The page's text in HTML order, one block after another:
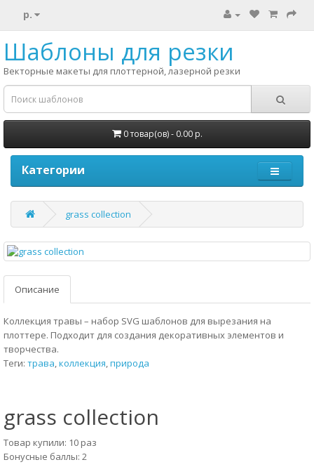
р.
Шаблоны для резки
Векторные макеты для плоттерной, лазерной резки
0 товар(ов) - 0.00 р.
Категории
grass collection
Описание
Коллекция травы – набор SVG шаблонов для вырезания на
плоттере. Подходит для создания декоративных элементов и
творчества.
Теги: трава,коллекция,природа
grass collection
Товар купили: 10 раз
Бонусные баллы: 2